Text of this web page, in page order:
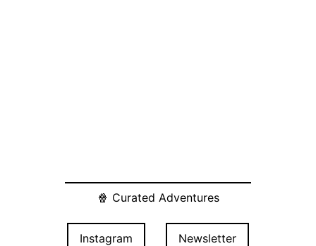
🍿 Curated Adventures
Instagram Newsletter